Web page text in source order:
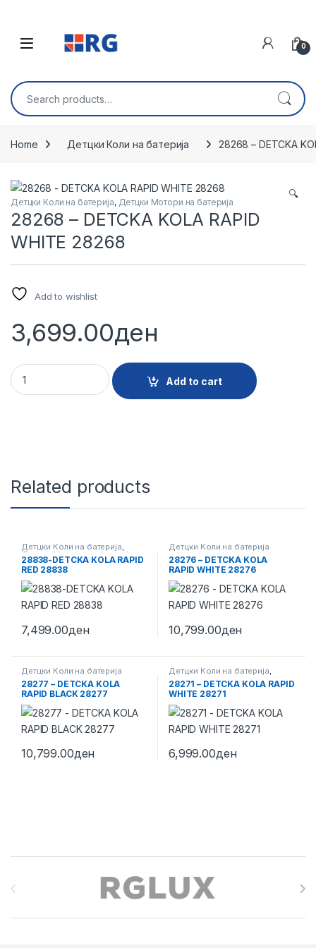
Open 0
Search for:
Home Детцки Коли на батерија 28268 – DETCKA
🔍
Детцки Коли на батерија, Детцки Мотори на батерија
28268 – DETCKA KOLA RAPID
WHITE 28268
Add to wishlist
3,699.00ден
28268 - DETCKA KOLA RAPID WHITE 28268 quantity
Add to cart
Related products
Детцки Коли на батерија,
Детцки Мотори на батерија
28838-DETCKA KOLA RAPID
RED 28838
7,499.00ден
Детцки Коли на батерија
28276 – DETCKA KOLA
RAPID WHITE 28276
10,799.00ден
Детцки Коли на батерија
28277 – DETCKA KOLA
RAPID BLACK 28277
10,799.00ден
Детцки Коли на батерија,
Детцки Мотори на батерија
28271 – DETCKA KOLA RAPID
WHITE 28271
6,999.00ден